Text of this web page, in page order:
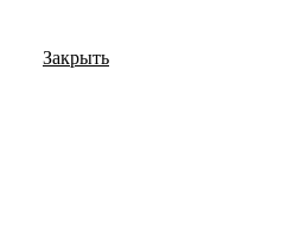
Закрыть